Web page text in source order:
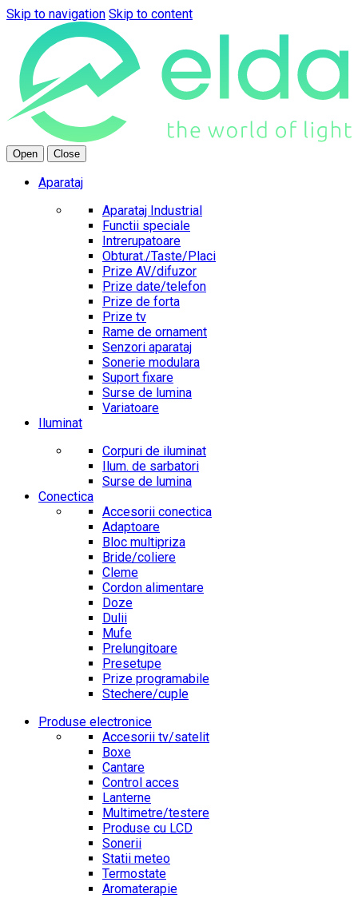
Skip to navigation Skip to content
Open Close
Aparataj
Aparataj Industrial
Functii speciale
Intrerupatoare
Obturat./Taste/Placi
Prize AV/difuzor
Prize date/telefon
Prize de forta
Prize tv
Rame de ornament
Senzori aparataj
Sonerie modulara
Suport fixare
Surse de lumina
Variatoare
Iluminat
Corpuri de iluminat
Ilum. de sarbatori
Surse de lumina
Conectica
Accesorii conectica
Adaptoare
Bloc multipriza
Bride/coliere
Cleme
Cordon alimentare
Doze
Dulii
Mufe
Prelungitoare
Presetupe
Prize programabile
Stechere/cuple
Produse electronice
Accesorii tv/satelit
Boxe
Cantare
Control acces
Lanterne
Multimetre/testere
Produse cu LCD
Sonerii
Statii meteo
Termostate
Aromaterapie